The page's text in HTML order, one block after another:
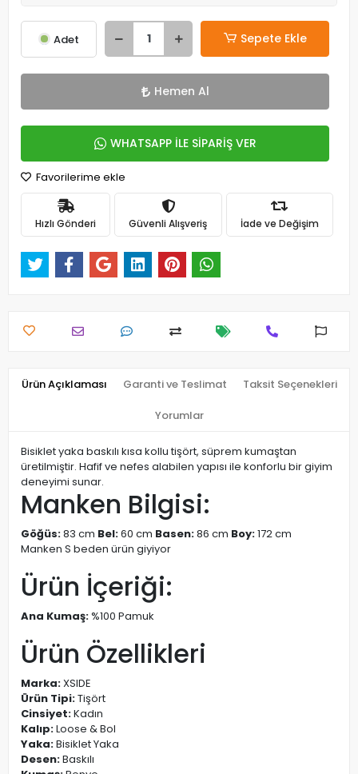
Adet Sepete Ekle
Hemen Al
WHATSAPP İLE SİPARİŞ VER
Favorilerime ekle
Hızlı Gönderi Güvenli Alışveriş İade ve Değişim
Ürün Açıklaması Garanti ve Teslimat Taksit Seçenekleri
Yorumlar
Bisiklet yaka baskılı kısa kollu tişört, süprem kumaştan
üretilmiştir. Hafif ve nefes alabilen yapısı ile konforlu bir giyim
deneyimi sunar.
Manken Bilgisi:
Göğüs:83 cm Bel:60 cm Basen:86 cm Boy:172 cm
Manken S beden ürün giyiyor
Ürün İçeriği:
Ana Kumaş: %100 Pamuk
Ürün Özellikleri
Marka:XSIDE
Ürün Tipi:Tişört
Cinsiyet:Kadın
Kalıp:Loose & Bol
Yaka:Bisiklet Yaka
Desen:Baskılı